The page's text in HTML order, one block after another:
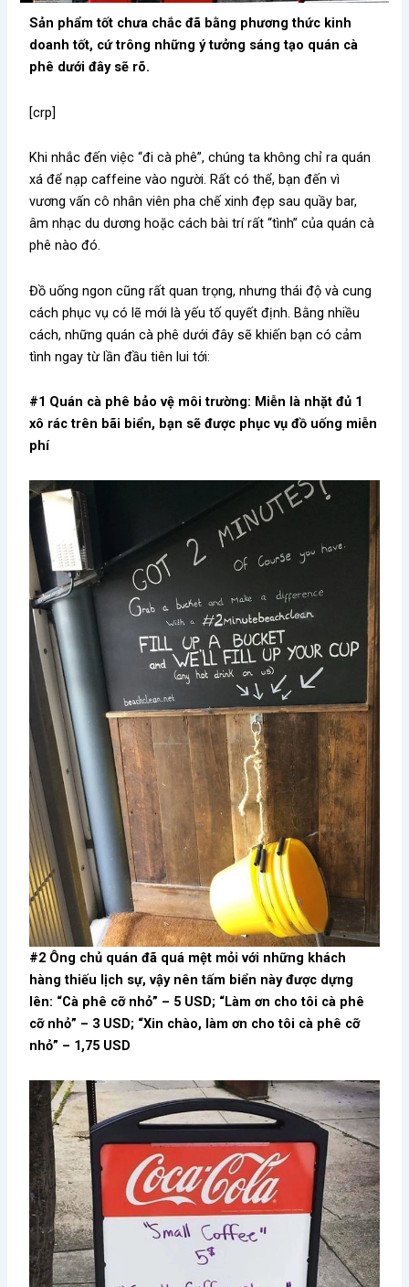
Sản phẩm tốt chưa chắc đã bằng phương thức kinh
doanh tốt, cứ trông những ý tưởng sáng tạo quán cà
phê dưới đây sẽ rõ.
[crp]
Khi nhắc đến việc “đi cà phê”, chúng ta không chỉ ra quán
xá để nạp caffeine vào người. Rất có thể, bạn đến vì
vương vấn cô nhân viên pha chế xinh đẹp sau quầy bar,
âm nhạc du dương hoặc cách bài trí rất “tình” của quán cà
phê nào đó.
Đồ uống ngon cũng rất quan trọng, nhưng thái độ và cung
cách phục vụ có lẽ mới là yếu tố quyết định. Bằng nhiều
cách, những quán cà phê dưới đây sẽ khiến bạn có cảm
tình ngay từ lần đầu tiên lui tới:
#1 Quán cà phê bảo vệ môi trường: Miễn là nhặt đủ 1
xô rác trên bãi biển, bạn sẽ được phục vụ đồ uống miễn
phí
#2 Ông chủ quán đã quá mệt mỏi với những khách
hàng thiếu lịch sự, vậy nên tấm biển này được dựng
lên: “Cà phê cỡ nhỏ” – 5 USD; “Làm ơn cho tôi cà phê
cỡ nhỏ” – 3 USD; “Xin chào, làm ơn cho tôi cà phê cỡ
nhỏ” – 1,75 USD